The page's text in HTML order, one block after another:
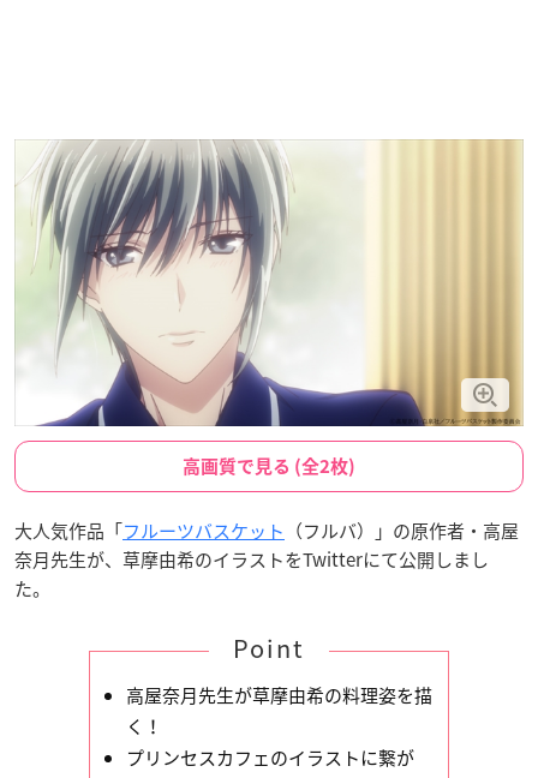
高画質で見る (全2枚)
大人気作品「フルーツバスケット （フルバ）」の原作者・高屋
奈月先生が、草摩由希のイラストをTwitterにて公開しまし
た。
Point
高屋奈月先生が草摩由希の料理姿を描
く！
プリンセスカフェのイラストに繋が